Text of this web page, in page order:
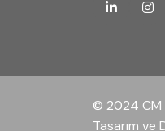
© 2024 CM
Tasarım ve